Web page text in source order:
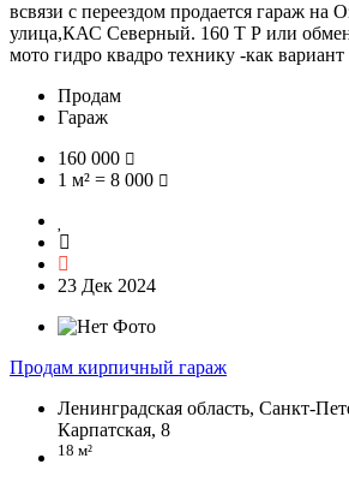
всвязи с переездом продается гараж на
улица,КАС Северный. 160 Т Р или
мото гидро квадро технику -как
Продам
Гараж
160 000
1 м² = 8 000
23 Дек 2024
Продам кирпичный гараж
Ленинградская область, Санкт-
Карпатская, 8
18 м²